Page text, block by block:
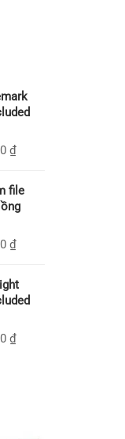
₫
file
₫
₫